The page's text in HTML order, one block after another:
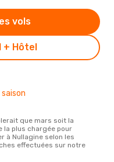
+ Hôtel
vols
la plus chargée pour
à Nullagine selon les
effectuées sur notre